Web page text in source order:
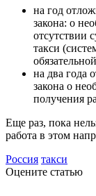
на год
закона: о
отсутствии
такси
на два года
закона о
получения
Еще раз, пока
работа в этом
Россия такси
Оцените статью